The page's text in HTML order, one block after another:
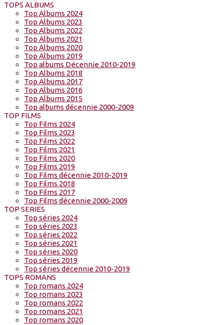
TOPS ALBUMS
Top Albums 2024
Top Albums 2023
Top Albums 2022
Top Albums 2021
Top Albums 2020
Top Albums 2019
Top albums Décennie 2010-2019
Top Albums 2018
Top Albums 2017
Top Albums 2016
Top Albums 2015
Top albums décennie 2000-2009
TOP FILMS
Top Films 2024
Top Films 2023
Top Films 2022
Top Films 2021
Top Films 2020
Top Films 2019
Top Films décennie 2010-2019
Top Films 2018
Top Films 2017
Top Films décennie 2000-2009
TOP SERIES
Top séries 2024
Top séries 2023
Top séries 2022
Top séries 2021
Top séries 2020
Top séries 2019
Top séries décennie 2010-2019
TOPS ROMANS
Top romans 2024
Top romans 2023
Top romans 2022
Top romans 2021
Top romans 2020